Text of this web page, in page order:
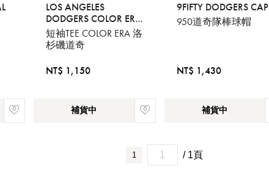
際機場(TPE)
臺北松山機場(TSA)
際機場(RMQ)
高雄國際機場(KHH)
LOS ANGELES
DODGERS COLOR ERA
OAT MILK WOMEN
CROP TEE
短袖TEE COLOR ERA 洛
杉磯道奇
NT$ 1,150
補貨中
9FIFTY DODGERS CAP
950道奇隊棒球帽
NT$ 1,430
補貨中
您必須登入才有辦法使用喜愛清單！
1 / 1頁